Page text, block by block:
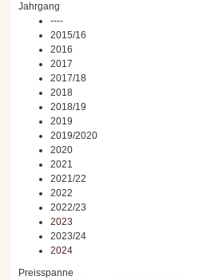
Jahrgang
----
2015/16
2016
2017
2017/18
2018
2018/19
2019
2019/2020
2020
2021
2021/22
2022
2022/23
2023
2023/24
2024
Preisspanne